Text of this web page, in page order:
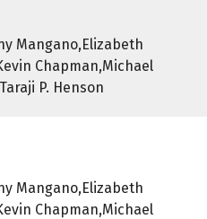
Mangano,Elizabeth
Chapman,Michael
P. Henson
Mangano,Elizabeth
Chapman,Michael